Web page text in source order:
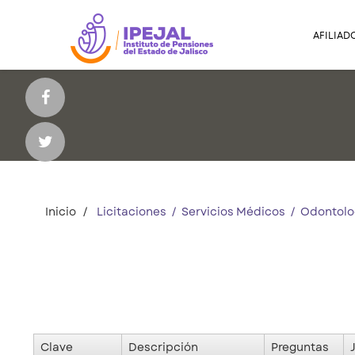
Inicio Licitaciones / Servicios Médicos /
Clave Descripción Preguntas